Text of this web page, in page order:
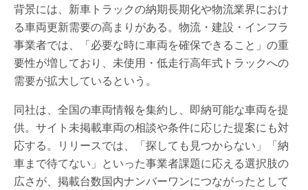
背景には、新車トラックの納期長期化や物流業界におけ
る車両更新需要の高まりがある。物流・建設・インフラ
事業者では、「必要な時に車両を確保できること」の重
要性が増しており、未使用・低走行高年式トラックへの
需要が拡大しているという。
同社は、全国の車両情報を集約し、即納可能な車両を提
供。サイト未掲載車両の相談や条件に応じた提案にも対
応する。リリースでは、「探しても見つからない」「納
車まで待てない」といった事業者課題に応える選択肢の
広さが、掲載台数国内ナンバーワンにつながったとして